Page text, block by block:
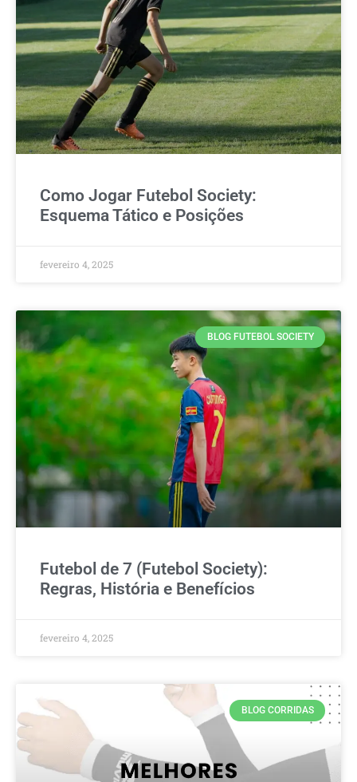
Como Jogar Futebol Society:
Esquema Tático e Posições
fevereiro 4, 2025
BLOG FUTEBOL SOCIETY
Futebol de 7 (Futebol Society):
Regras, História e Benefícios
fevereiro 4, 2025
BLOG CORRIDAS